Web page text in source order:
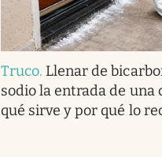
Truco. Llenar de
sodio la entrada de una
qué sirve y por qué lo